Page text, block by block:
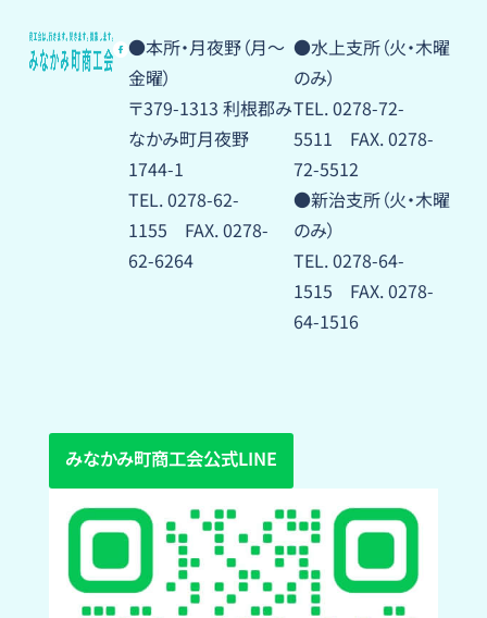
●本所・月夜野（月〜
金曜）
〒379-1313 利根郡み
なかみ町月夜野
1744-1
TEL. 0278-62-
1155 FAX. 0278-
62-6264
●水上支所（火・木曜
のみ）
TEL. 0278-72-
5511 FAX. 0278-
72-5512
●新治支所（火・木曜
のみ）
TEL. 0278-64-
1515 FAX. 0278-
64-1516
みなかみ町商工会公式LINE